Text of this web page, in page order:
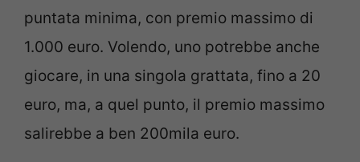
puntata minima, con premio massimo di
1.000 euro. Volendo, uno potrebbe anche
giocare, in una singola grattata, fino a 20
euro, ma, a quel punto, il premio massimo
salirebbe a ben 200mila euro.